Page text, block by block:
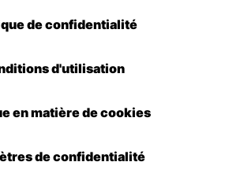
de confidentialité
d'utilisation
en matière de cookies
de confidentialité